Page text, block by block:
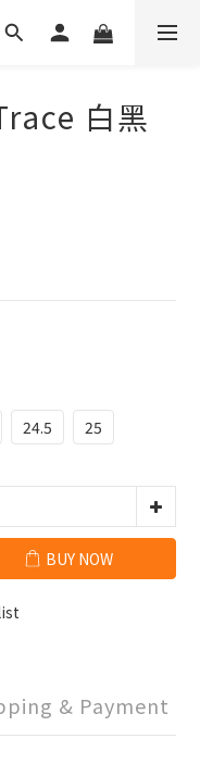
白黑
24.5 25
BUY NOW
& Payment